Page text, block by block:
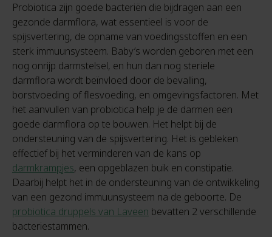
Probiotica zijn goede bacteriën die bijdragen aan een
gezonde darmflora, wat essentieel is voor de
spijsvertering, de opname van voedingsstoffen en een
sterk immuunsysteem. Baby’s worden geboren met een
nog onrijp darmstelsel, en hun dan nog steriele
darmflora wordt beïnvloed door de bevalling,
borstvoeding of flesvoeding, en omgevingsfactoren. Met
het aanvullen van probiotica help je de darmen een
goede darmflora op te bouwen. Het helpt bij de
ondersteuning van de spijsvertering. Het is gebleken
effectief bij het verminderen van de kans op
darmkrampjes, een opgeblazen buik en constipatie.
Daarbij helpt het in de ondersteuning van de ontwikkeling
van een gezond immuunsysteem na de geboorte. De
probiotica druppels van Laveen bevatten 2 verschillende
bacteriestammen.